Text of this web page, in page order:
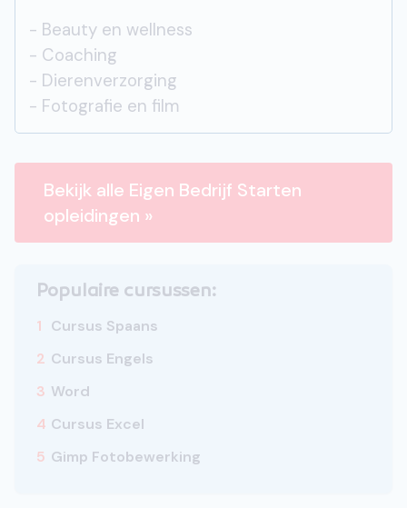
- Beauty en wellness
- Coaching
- Dierenverzorging
- Fotografie en film
Bekijk alle Eigen Bedrijf Starten
opleidingen »
Populaire cursussen:
1 Cursus Spaans
2 Cursus Engels
3 Word
4 Cursus Excel
5 Gimp Fotobewerking